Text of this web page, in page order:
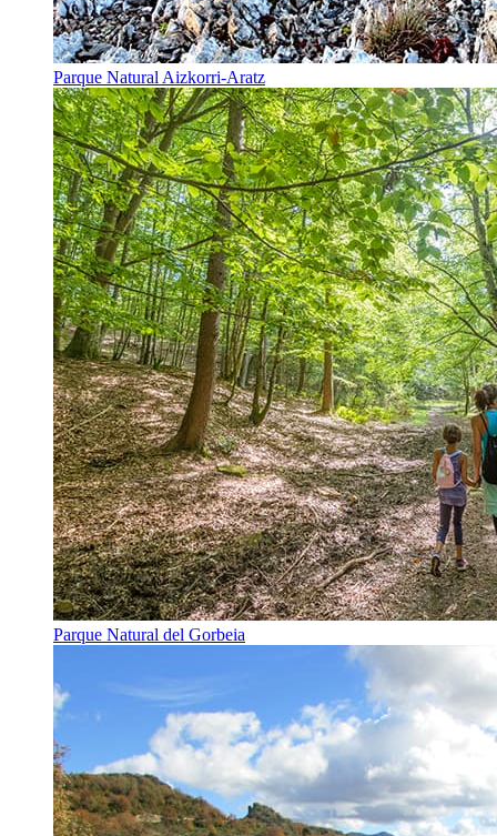
Parque Natural Aizkorri-Aratz
Parque Natural del Gorbeia